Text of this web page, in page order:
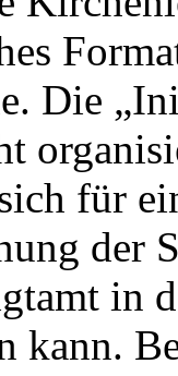
Die
für
der
in
kann.